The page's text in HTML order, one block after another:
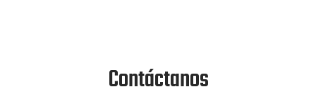
Contáctanos